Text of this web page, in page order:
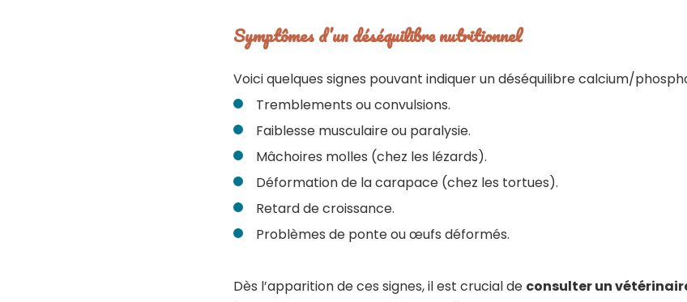
Symptômes d’un déséquilibre nutritionnel
Voici quelques signes pouvant indiquer un déséquilibre calcium/
Tremblements ou convulsions.
Faiblesse musculaire ou paralysie.
Mâchoires molles (chez les lézards).
Déformation de la carapace (chez les tortues).
Retard de croissance.
Problèmes de ponte ou œufs déformés.
Dès l’apparition de ces signes, il est crucial de consulter un